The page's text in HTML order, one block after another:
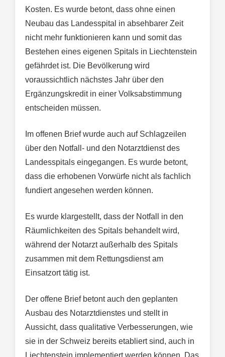
Kosten. Es wurde betont, dass ohne einen
Neubau das Landesspital in absehbarer Zeit
nicht mehr funktionieren kann und somit das
Bestehen eines eigenen Spitals in Liechtenstein
gefährdet ist. Die Bevölkerung wird
voraussichtlich nächstes Jahr über den
Ergänzungskredit in einer Volksabstimmung
entscheiden müssen.
Im offenen Brief wurde auch auf Schlagzeilen
über den Notfall- und den Notarztdienst des
Landesspitals eingegangen. Es wurde betont,
dass die erhobenen Vorwürfe nicht als fachlich
fundiert angesehen werden können.
Es wurde klargestellt, dass der Notfall in den
Räumlichkeiten des Spitals behandelt wird,
während der Notarzt außerhalb des Spitals
zusammen mit dem Rettungsdienst am
Einsatzort tätig ist.
Der offene Brief betont auch den geplanten
Ausbau des Notarztdienstes und stellt in
Aussicht, dass qualitative Verbesserungen, wie
sie in der Schweiz bereits etabliert sind, auch in
Liechtenstein implementiert werden können. Das